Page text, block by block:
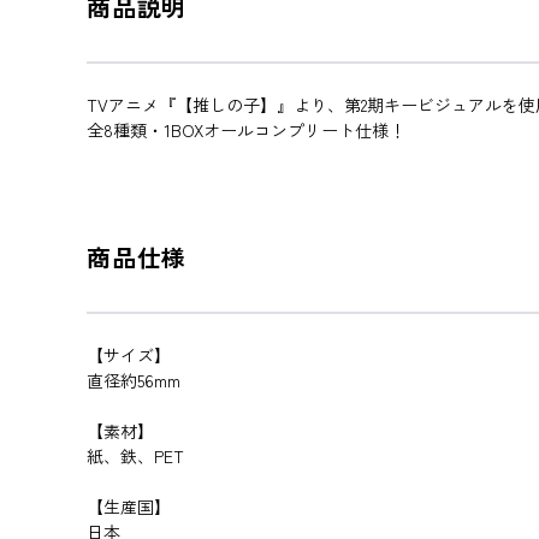
TVアニメ『【推しの子】』より、第2期キービジュアルを
全8種類・1BOXオールコンプリート仕様！
商品仕様
【サイズ】
直径約56mm
【素材】
紙、鉄、PET
【生産国】
日本